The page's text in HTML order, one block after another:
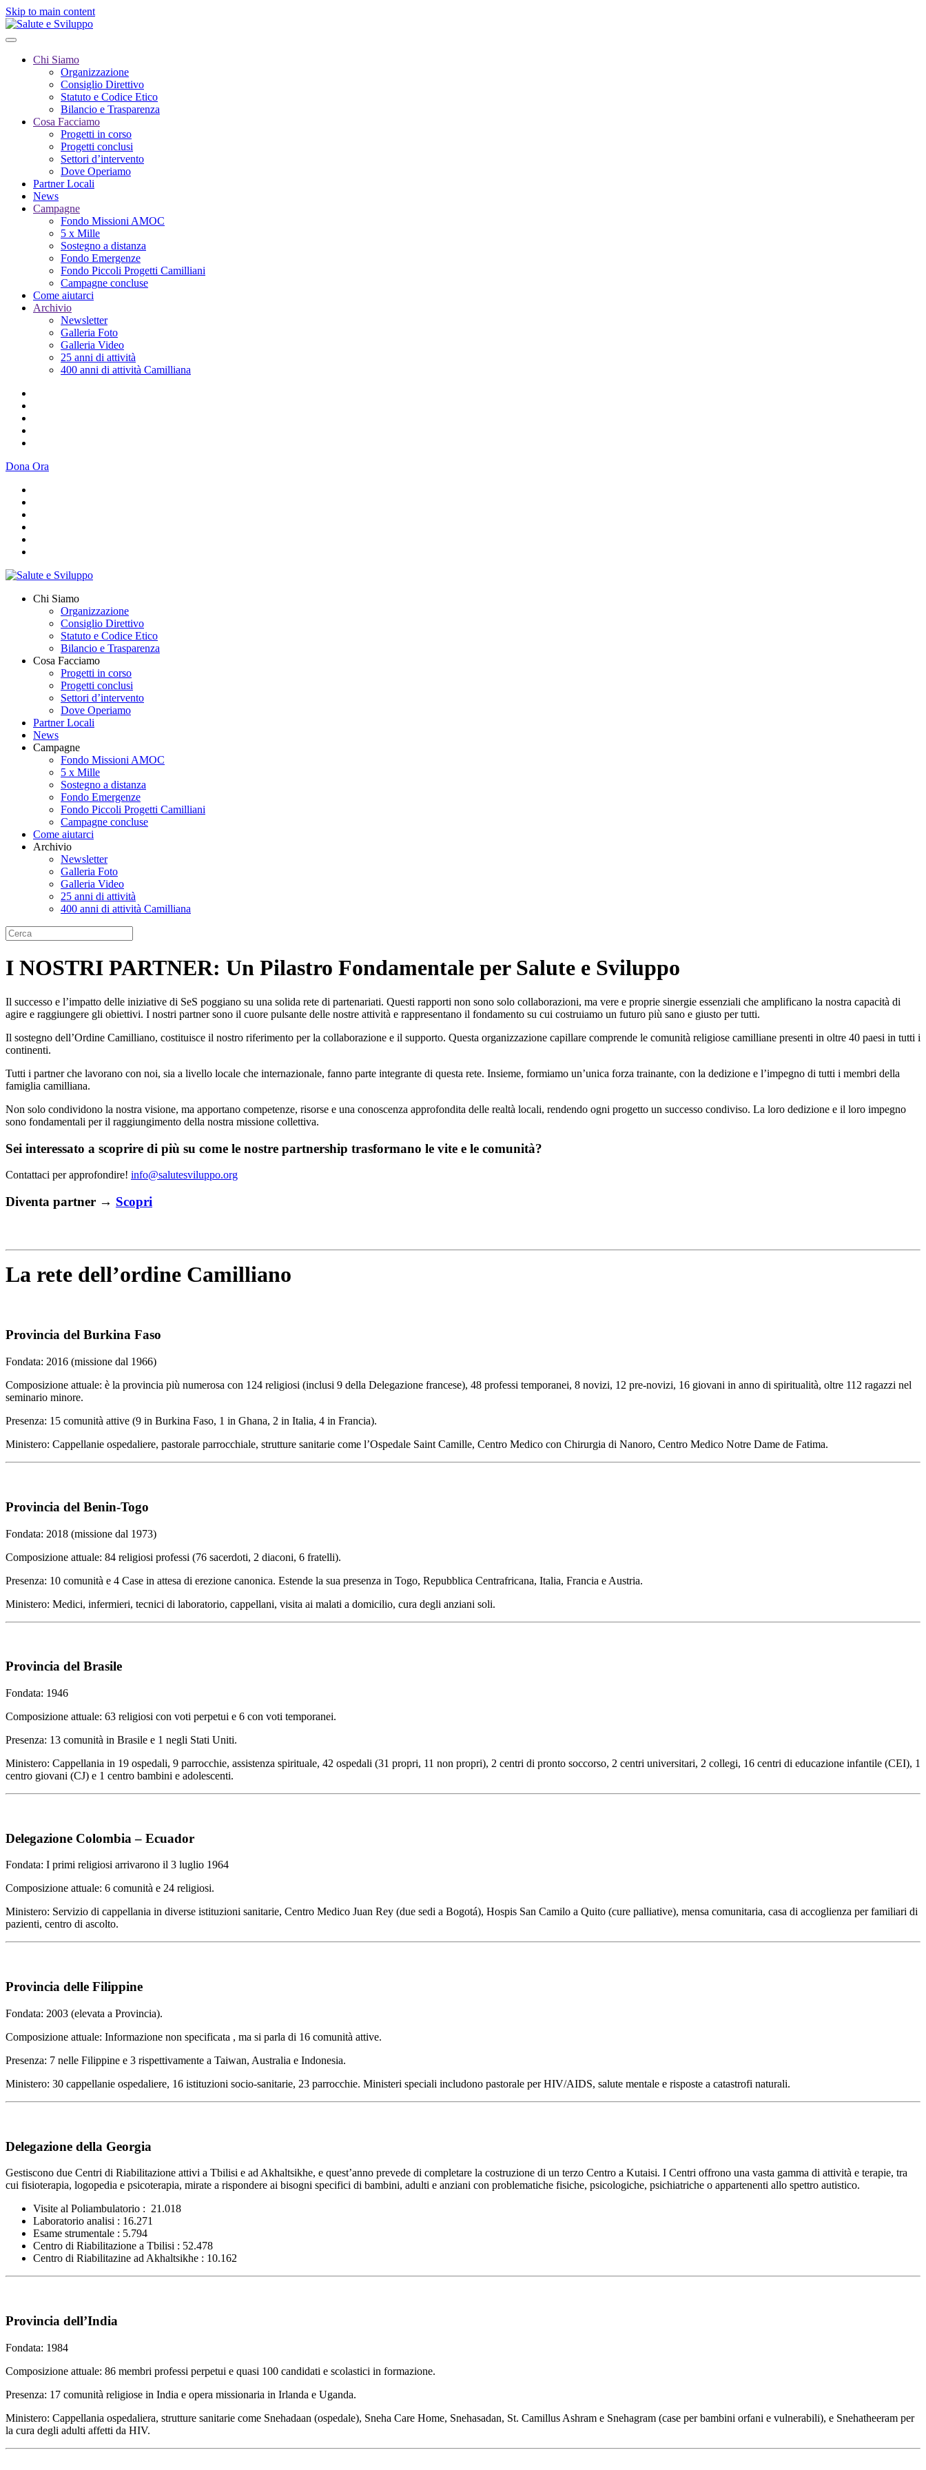
Skip to main content
Chi Siamo
Organizzazione
Consiglio Direttivo
Statuto e Codice Etico
Bilancio e Trasparenza
Cosa Facciamo
Progetti in corso
Progetti conclusi
Settori d’intervento
Dove Operiamo
Partner Locali
News
Campagne
Fondo Missioni AMOC
5 x Mille
Sostegno a distanza
Fondo Emergenze
Fondo Piccoli Progetti Camilliani
Campagne concluse
Come aiutarci
Archivio
Newsletter
Galleria Foto
Galleria Video
25 anni di attività
400 anni di attività Camilliana
Dona Ora
Chi Siamo
Organizzazione
Consiglio Direttivo
Statuto e Codice Etico
Bilancio e Trasparenza
Cosa Facciamo
Progetti in corso
Progetti conclusi
Settori d’intervento
Dove Operiamo
Partner Locali
News
Campagne
Fondo Missioni AMOC
5 x Mille
Sostegno a distanza
Fondo Emergenze
Fondo Piccoli Progetti Camilliani
Campagne concluse
Come aiutarci
Archivio
Newsletter
Galleria Foto
Galleria Video
25 anni di attività
400 anni di attività Camilliana
I NOSTRI PARTNER: Un Pilastro Fondamentale per Salute e Sviluppo
Il successo e l’impatto delle iniziative di SeS poggiano su una solida rete di partenariati. Questi rapporti non sono solo collaborazioni, ma vere e proprie sinergie essenziali che amplificano la nostra capacità di
agire e raggiungere gli obiettivi. I nostri partner sono il cuore pulsante delle nostre attività e rappresentano il fondamento su cui costruiamo un futuro più sano e giusto per tutti.
Il sostegno dell’Ordine Camilliano, costituisce il nostro riferimento per la collaborazione e il supporto. Questa organizzazione capillare comprende le comunità religiose camilliane presenti in oltre 40 paesi in tutti i
continenti.
Tutti i partner che lavorano con noi, sia a livello locale che internazionale, fanno parte integrante di questa rete. Insieme, formiamo un’unica forza trainante, con la dedizione e l’impegno di tutti i membri della
famiglia camilliana.
Non solo condividono la nostra visione, ma apportano competenze, risorse e una conoscenza approfondita delle realtà locali, rendendo ogni progetto un successo condiviso. La loro dedizione e il loro impegno
sono fondamentali per il raggiungimento della nostra missione collettiva.
Sei interessato a scoprire di più su come le nostre partnership trasformano le vite e le comunità?
Contattaci per approfondire! info@salutesviluppo.org
Diventa partner → Scopri
La rete dell’ordine Camilliano
Provincia del Burkina Faso
Fondata: 2016 (missione dal 1966)
Composizione attuale: è la provincia più numerosa con 124 religiosi (inclusi 9 della Delegazione francese), 48 professi temporanei, 8 novizi, 12 pre-novizi, 16 giovani in anno di spiritualità, oltre 112 ragazzi nel
seminario minore.
Presenza: 15 comunità attive (9 in Burkina Faso, 1 in Ghana, 2 in Italia, 4 in Francia).
Ministero: Cappellanie ospedaliere, pastorale parrocchiale, strutture sanitarie come l’Ospedale Saint Camille, Centro Medico con Chirurgia di Nanoro, Centro Medico Notre Dame de Fatima.
Provincia del Benin-Togo
Fondata: 2018 (missione dal 1973)
Composizione attuale: 84 religiosi professi (76 sacerdoti, 2 diaconi, 6 fratelli).
Presenza: 10 comunità e 4 Case in attesa di erezione canonica. Estende la sua presenza in Togo, Repubblica Centrafricana, Italia, Francia e Austria.
Ministero: Medici, infermieri, tecnici di laboratorio, cappellani, visita ai malati a domicilio, cura degli anziani soli.
Provincia del Brasile
Fondata: 1946
Composizione attuale: 63 religiosi con voti perpetui e 6 con voti temporanei.
Presenza: 13 comunità in Brasile e 1 negli Stati Uniti.
Ministero: Cappellania in 19 ospedali, 9 parrocchie, assistenza spirituale, 42 ospedali (31 propri, 11 non propri), 2 centri di pronto soccorso, 2 centri universitari, 2 collegi, 16 centri di educazione infantile (CEI), 1
centro giovani (CJ) e 1 centro bambini e adolescenti.
Delegazione Colombia – Ecuador
Fondata: I primi religiosi arrivarono il 3 luglio 1964
Composizione attuale: 6 comunità e 24 religiosi.
Ministero: Servizio di cappellania in diverse istituzioni sanitarie, Centro Medico Juan Rey (due sedi a Bogotá), Hospis San Camilo a Quito (cure palliative), mensa comunitaria, casa di accoglienza per familiari di
pazienti, centro di ascolto.
Provincia delle Filippine
Fondata: 2003 (elevata a Provincia).
Composizione attuale: Informazione non specificata , ma si parla di 16 comunità attive.
Presenza: 7 nelle Filippine e 3 rispettivamente a Taiwan, Australia e Indonesia.
Ministero: 30 cappellanie ospedaliere, 16 istituzioni socio-sanitarie, 23 parrocchie. Ministeri speciali includono pastorale per HIV/AIDS, salute mentale e risposte a catastrofi naturali.
Delegazione della Georgia
Gestiscono due Centri di Riabilitazione attivi a Tbilisi e ad Akhaltsikhe, e quest’anno prevede di completare la costruzione di un terzo Centro a Kutaisi. I Centri offrono una vasta gamma di attività e terapie, tra
cui fisioterapia, logopedia e psicoterapia, mirate a rispondere ai bisogni specifici di bambini, adulti e anziani con problematiche fisiche, psicologiche, psichiatriche o appartenenti allo spettro autistico.
Visite al Poliambulatorio : 21.018
Laboratorio analisi : 16.271
Esame strumentale : 5.794
Centro di Riabilitazione a Tbilisi : 52.478
Centro di Riabilitazine ad Akhaltsikhe : 10.162
Provincia dell’India
Fondata: 1984
Composizione attuale: 86 membri professi perpetui e quasi 100 candidati e scolastici in formazione.
Presenza: 17 comunità religiose in India e opera missionaria in Irlanda e Uganda.
Ministero: Cappellania ospedaliera, strutture sanitarie come Snehadaan (ospedale), Sneha Care Home, Snehasadan, St. Camillus Ashram e Snehagram (case per bambini orfani e vulnerabili), e Snehatheeram per
la cura degli adulti affetti da HIV.